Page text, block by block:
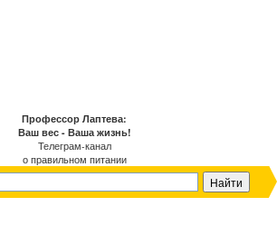
Профессор Лаптева:
Ваш вес - Ваша жизнь!
Телеграм-канал
о правильном питании